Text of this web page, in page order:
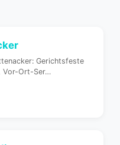
Gerichtsfeste
Vor-Ort-Ser…